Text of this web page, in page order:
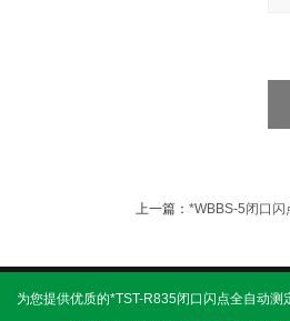
上一篇： *WBBS-5闭口闪
为您提供优质的*TST-R835闭口闪点全自动